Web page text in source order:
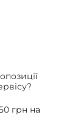
грн на